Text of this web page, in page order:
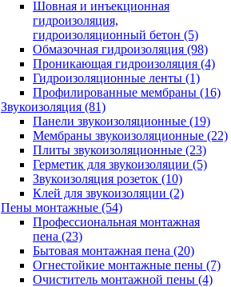
Шовная и инъекционная
гидроизоляция,
гидроизоляционный бетон (5)
Обмазочная гидроизоляция (98)
Проникающая гидроизоляция (4)
Гидроизоляционные ленты (1)
Профилированные мембраны (16)
Звукоизоляция (81)
Панели звукоизоляционные (19)
Мембраны звукоизоляционные (22)
Плиты звукоизоляционные (23)
Герметик для звукоизоляции (5)
Звукоизоляция розеток (10)
Клей для звукоизоляции (2)
Пены монтажные (54)
Профессиональная монтажная
пена (23)
Бытовая монтажная пена (20)
Огнестойкие монтажные пены (7)
Очиститель монтажной пены (4)